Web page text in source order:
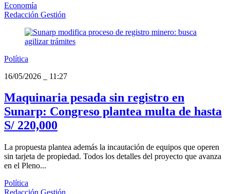
Economía
Redacción Gestión
Política
16/05/2026
11:27
Maquinaria pesada sin registro en
Sunarp: Congreso plantea multa de hasta
S/ 220,000
La propuesta plantea además la incautación de equipos que operen
sin tarjeta de propiedad. Todos los detalles del proyecto que avanza
en el Pleno...
Política